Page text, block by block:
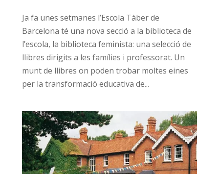
Ja fa unes setmanes l’Escola Tàber de
Barcelona té una nova secció a la biblioteca de
l’escola, la biblioteca feminista: una selecció de
llibres dirigits a les famílies i professorat. Un
munt de llibres on poden trobar moltes eines
per la transformació educativa de...